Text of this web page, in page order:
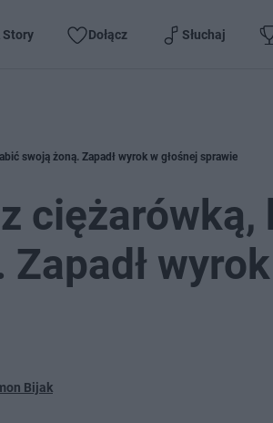
Story Dołącz Słuchaj
swoją żoną. Zapadł wyrok w głośnej sprawie
ciężarówką,
Bijak